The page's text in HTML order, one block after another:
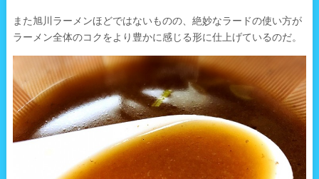
また旭川ラーメンほどではないものの、絶妙なラードの使い方が
ラーメン全体のコクをより豊かに感じる形に仕上げているのだ。